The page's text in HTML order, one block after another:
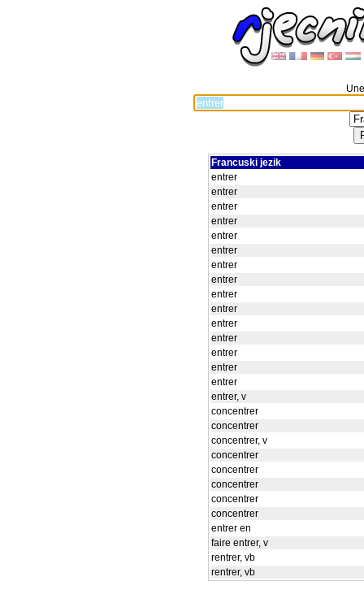
Francuski jezik
entrer
entrer
entrer
entrer
entrer
entrer
entrer
entrer
entrer
entrer
entrer
entrer
entrer
entrer
entrer
entrer, v
concentrer
concentrer
concentrer, v
concentrer
concentrer
concentrer
concentrer
concentrer
entrer en
faire entrer, v
rentrer, vb
rentrer, vb